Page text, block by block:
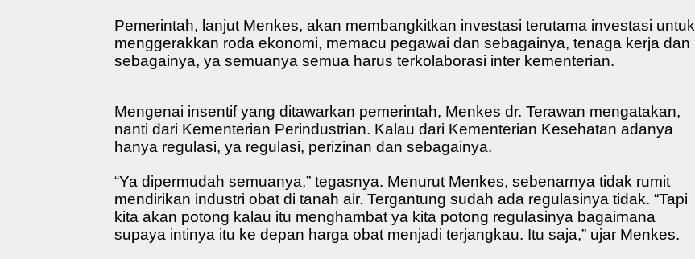
Pemerintah, lanjut Menkes, akan membangkitkan investasi terutama investasi untuk
menggerakkan roda ekonomi, memacu pegawai dan sebagainya, tenaga kerja dan
sebagainya, ya semuanya semua harus terkolaborasi inter kementerian.
Mengenai insentif yang ditawarkan pemerintah, Menkes dr. Terawan mengatakan,
nanti dari Kementerian Perindustrian. Kalau dari Kementerian Kesehatan adanya
hanya regulasi, ya regulasi, perizinan dan sebagainya.
“Ya dipermudah semuanya,” tegasnya. Menurut Menkes, sebenarnya tidak rumit
mendirikan industri obat di tanah air. Tergantung sudah ada regulasinya tidak. “Tapi
kita akan potong kalau itu menghambat ya kita potong regulasinya bagaimana
supaya intinya itu ke depan harga obat menjadi terjangkau. Itu saja,” ujar Menkes.